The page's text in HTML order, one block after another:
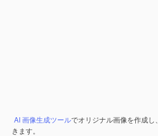
AI 画像生成ツールでオリジナル画像を作成し、
きます。